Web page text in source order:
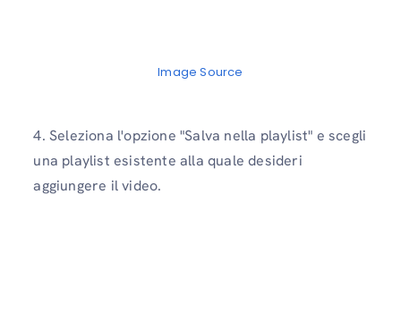
Image Source
4. Seleziona l'opzione "Salva nella playlist" e scegli
una playlist esistente alla quale desideri
aggiungere il video.